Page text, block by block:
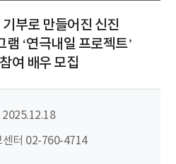
부로 만들어진 신진
‘연극내일 프로젝트’
여 배우 모집
2025.12.18
센터 02-760-4714